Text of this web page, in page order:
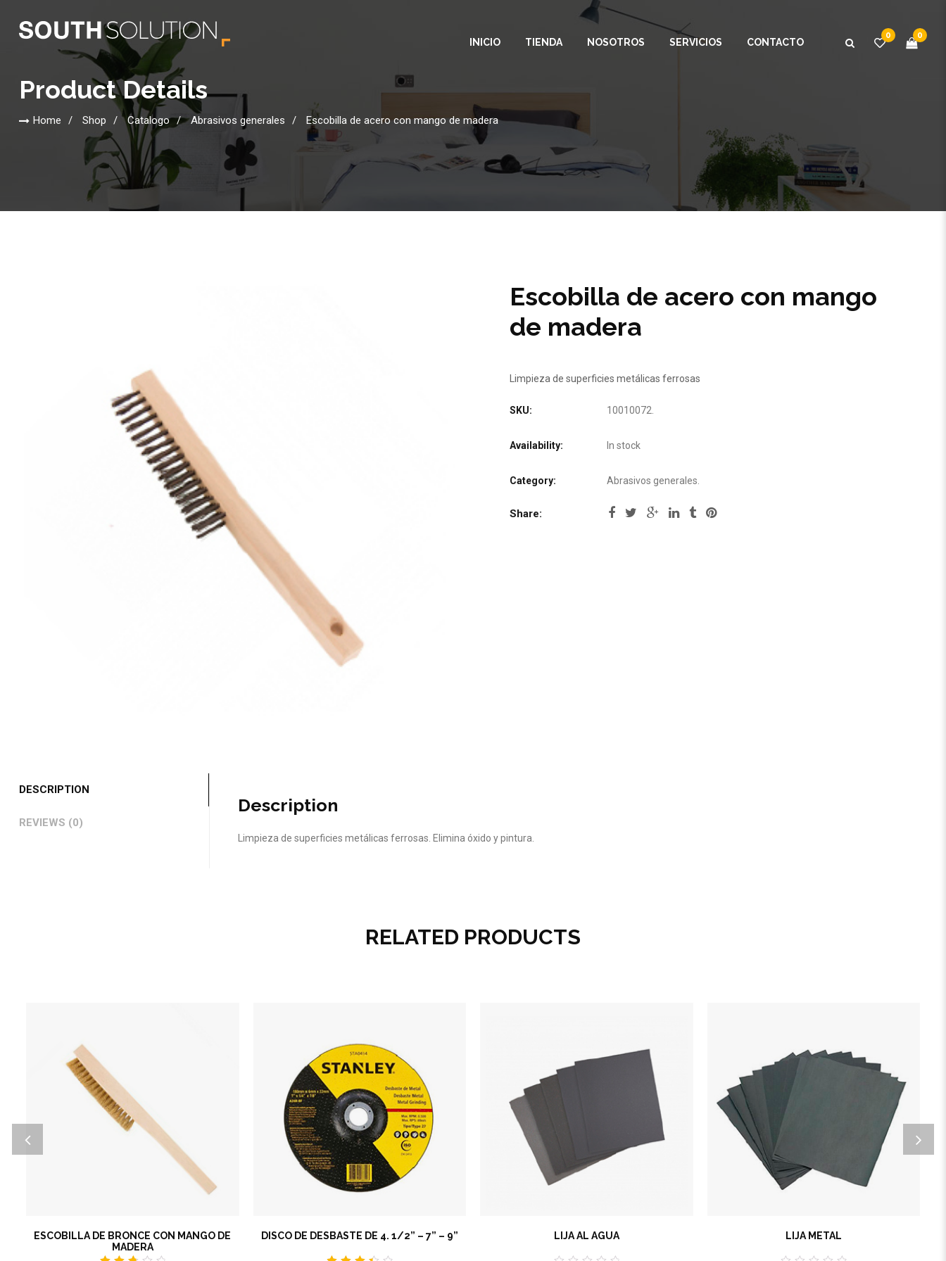
INICIO TIENDA NOSOTROS SERVICIOS CONTACTO
0 0
Product Details
Home Shop Catalogo Abrasivos generales Escobilla de acero con mango de madera
Escobilla de acero con mango
de madera
Limpieza de superficies metálicas ferrosas
SKU: 10010072
Availability: In stock
Category: Abrasivos generales
Share:
DESCRIPTION
REVIEWS (0)
Description
Limpieza de superficies metálicas ferrosas. Elimina óxido y pintura.
RELATED PRODUCTS
ESCOBILLA DE BRONCE CON MANGO DE
MADERA
DISCO DE DESBASTE DE 4. 1/2” – 7” – 9” LIJA AL AGUA LIJA METAL